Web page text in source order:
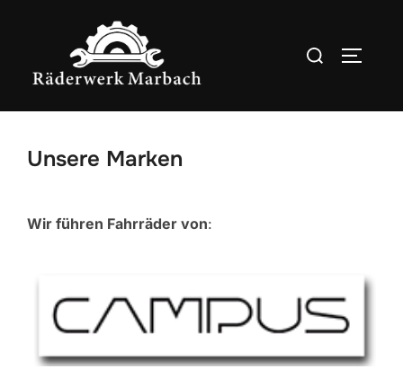
Suchen
Unsere Marken
Wir führen Fahrräder von: